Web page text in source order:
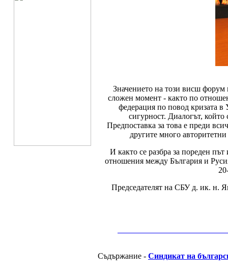
Значението на този висш форум
сложен момент - както по
федерация по повод кризата в
сигурност. Диалогът,
Предпоставка за това е преди
другите много
И както се разбра за пореден
отношения между България и
Председателят на СБУ д. ик. н.
Съдържание - Синдикат на